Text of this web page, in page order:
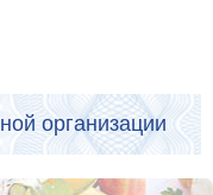
организации